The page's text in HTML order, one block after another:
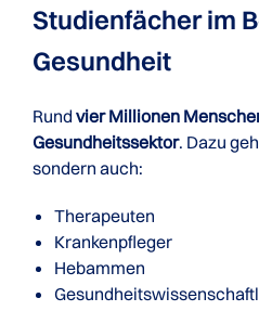
Studienfächer im
Gesundheit
Rund vier Millionen
Gesundheitssektor. Dazu
sondern auch:
Therapeuten
Krankenpfleger
Hebammen